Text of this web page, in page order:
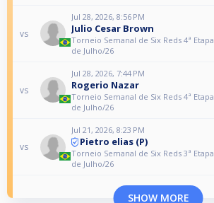
vs
Jul 28, 2026, 8:56 PM
Julio Cesar Brown
Torneio Semanal de Six Reds 4ª Etapa
de Julho/26
vs
Jul 28, 2026, 7:44 PM
Rogerio Nazar
Torneio Semanal de Six Reds 4ª Etapa
de Julho/26
vs
Jul 21, 2026, 8:23 PM
Pietro elias (P)
Torneio Semanal de Six Reds 3ª Etapa
de Julho/26
SHOW MORE